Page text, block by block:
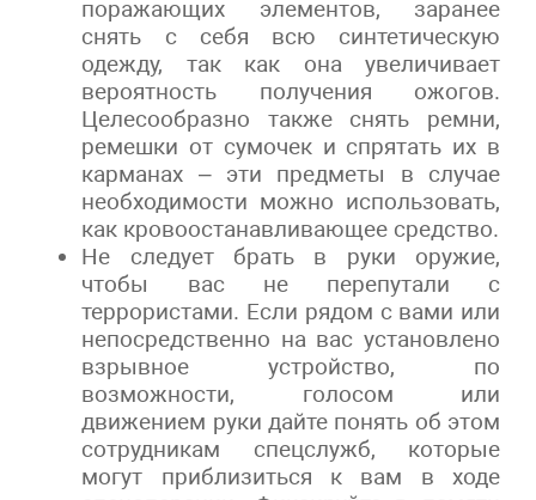
поражающих элементов, заранее
снять с себя всю синтетическую
одежду, так как она увеличивает
вероятность получения ожогов.
Целесообразно также снять ремни,
ремешки от сумочек и спрятать их в
карманах – эти предметы в случае
необходимости можно использовать,
как кровоостанавливающее средство.
Не следует брать в руки оружие,
чтобы вас не перепутали с
террористами. Если рядом с вами или
непосредственно на вас установлено
взрывное устройство, по
возможности, голосом или
движением руки дайте понять об этом
сотрудникам спецслужб, которые
могут приблизиться к вам в ходе